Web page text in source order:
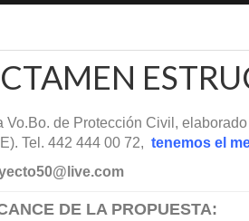
Vo.Bo. de Protección Civil,
Tel. 442 444 00 72, tenemos el
DE LA PROPUESTA: